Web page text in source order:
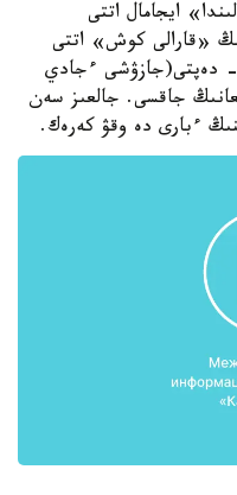
ايجامال اتتى
«قارالى كوش» اتتى
- دەپتى(جازۋشى ءجادي
جاقسى. جالعىز سەن
ءبارى دە وقۋ كەرەك.